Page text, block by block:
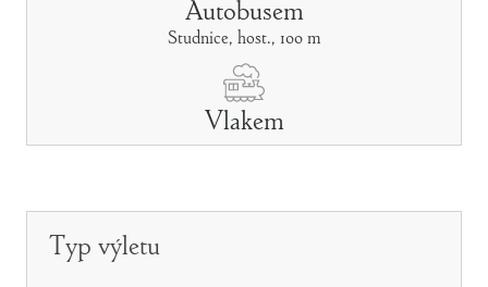
Autobusem
Studnice, host., 100 m
Vlakem
Typ výletu